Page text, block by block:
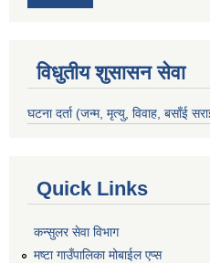
विधुतीय शुसासन सेवा
घटना दर्ता (जन्म, मृत्यु, विवाह, बसाँई
Quick Links
कन्सुलर सेवा विभाग
मष्टा गाउँपालिका मोबाईल एप्स